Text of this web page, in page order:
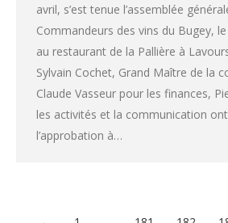
avril, s’est tenue l’assemblée
Commandeurs des vins du Bugey,
au restaurant de la Pallière à
Sylvain Cochet, Grand Maître de la
Claude Vasseur pour les finances,
les activités et la communication
l’approbation à…